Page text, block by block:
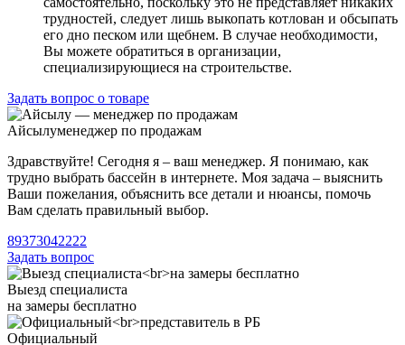
трудностей, следует лишь выкопать котлован и обсыпать
его дно песком или щебнем. В случае необходимости,
Вы можете обратиться в организации,
специализирующиеся на строительстве.
Задать вопрос о товаре
Айсылуменеджер по продажам
Здравствуйте! Сегодня я – ваш менеджер. Я понимаю, как
трудно выбрать бассейн в интернете. Моя задача – выяснить
Ваши пожелания, объяснить все детали и нюансы, помочь
Вам сделать правильный выбор.
89373042222
Задать вопрос
Выезд специалиста
на замеры бесплатно
Официальный